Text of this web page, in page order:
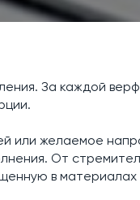
За каждой
желаемое
От
в